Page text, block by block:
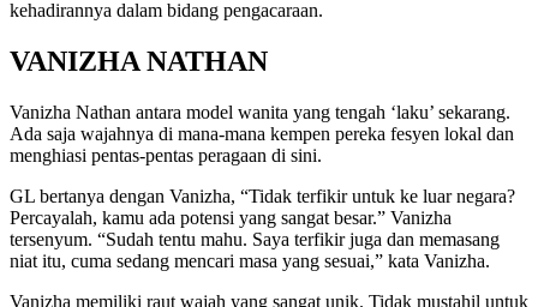
kehadirannya dalam bidang pengacaraan.
VANIZHA NATHAN
Vanizha Nathan antara model wanita yang tengah ‘laku’ sekarang.
Ada saja wajahnya di mana-mana kempen pereka fesyen lokal dan
menghiasi pentas-pentas peragaan di sini.
GL bertanya dengan Vanizha, “Tidak terfikir untuk ke luar negara?
Percayalah, kamu ada potensi yang sangat besar.” Vanizha
tersenyum. “Sudah tentu mahu. Saya terfikir juga dan memasang
niat itu, cuma sedang mencari masa yang sesuai,” kata Vanizha.
Vanizha memiliki raut wajah yang sangat unik. Tidak mustahil untuk